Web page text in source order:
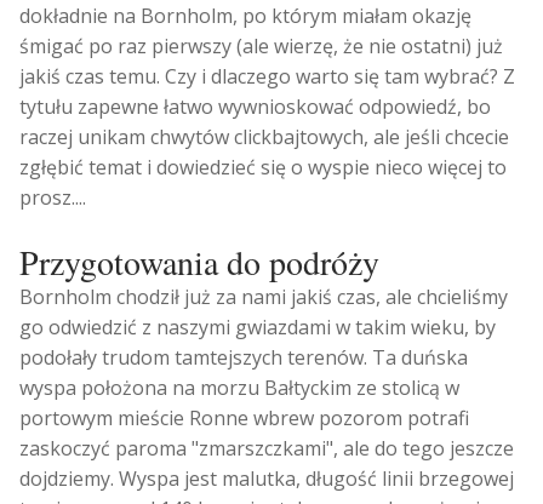
dokładnie na Bornholm, po którym miałam okazję
śmigać po raz pierwszy (ale wierzę, że nie ostatni) już
jakiś czas temu. Czy i dlaczego warto się tam wybrać? Z
tytułu zapewne łatwo wywnioskować odpowiedź, bo
raczej unikam chwytów clickbajtowych, ale jeśli chcecie
zgłębić temat i dowiedzieć się o wyspie nieco więcej to
prosz....
Przygotowania do podróży
Bornholm chodził już za nami jakiś czas, ale chcieliśmy
go odwiedzić z naszymi gwiazdami w takim wieku, by
podołały trudom tamtejszych terenów. Ta duńska
wyspa położona na morzu Bałtyckim ze stolicą w
portowym mieście Ronne wbrew pozorom potrafi
zaskoczyć paroma "zmarszczkami", ale do tego jeszcze
dojdziemy. Wyspa jest malutka, długość linii brzegowej